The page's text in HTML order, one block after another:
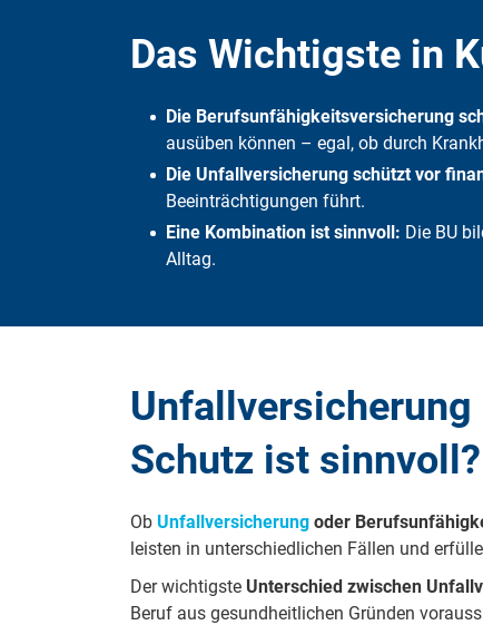
Das Wichtigste in
Die Berufsunfähigkeitsversicherung
ausüben können – egal, ob durch
Die Unfallversicherung schützt vor
Beeinträchtigungen führt.
Eine Kombination ist sinnvoll: Die BU
Alltag.
Schutz ist sinnvoll?
Ob Unfallversicherung oder
leisten in unterschiedlichen Fällen und
Der wichtigste Unterschied zwischen
Beruf aus gesundheitlichen Gründen